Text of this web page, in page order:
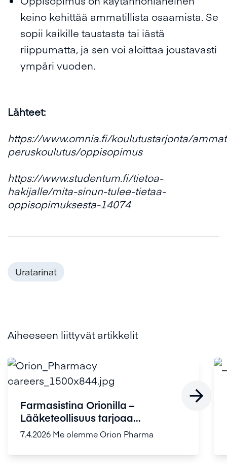
keino kehittää ammatillista osaamista. Se
sopii kaikille taustasta tai iästä
riippumatta, ja sen voi aloittaa joustavasti
ympäri vuoden.
Lähteet:
https://www.omnia.fi/koulutustarjonta/
peruskoulutus/oppisopimus
https://www.studentum.fi/tietoa-
hakijalle/mita-sinun-tulee-tietaa-
oppisopimuksesta-14074
Uratarinat
Aiheeseen liittyvät artikkelit
Farmasistina Orionilla –
Lääketeollisuus tarjoaa
farmasisteille ...
7.4.2026 Me olemme Orion Pharma
